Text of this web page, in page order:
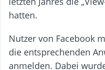
hatten.
Nutzer von Facebook
die entsprechenden
anmelden. Dabei